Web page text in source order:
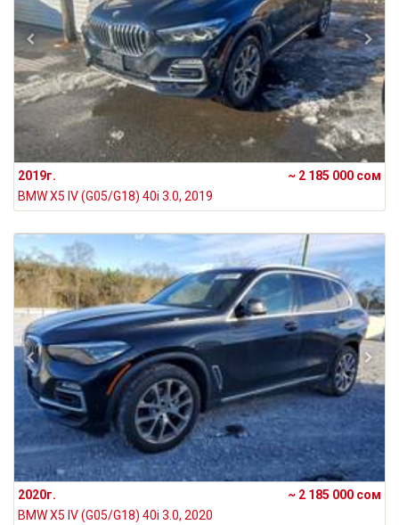
2019г.
~ 2 185 000 сом
BMW X5 IV (G05/G18) 40i 3.0, 2019
2020г.
~ 2 185 000 сом
BMW X5 IV (G05/G18) 40i 3.0, 2020